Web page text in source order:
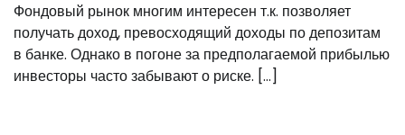
Фондовый рынок многим интересен т.к. позволяет
получать доход, превосходящий доходы по депозитам
в банке. Однако в погоне за предполагаемой прибылью
инвесторы часто забывают о риске. […]